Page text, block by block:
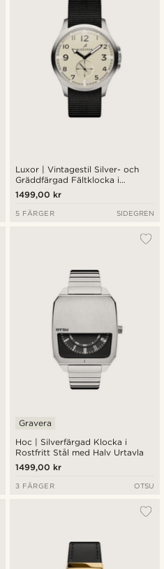
Luxor | Vintagestil Silver- och
Gräddfärgad Fältklocka i
Rostfritt Stål
1499,00 kr
5 FÄRGER SIDEGREN
Hoc | Silverfärgad Klocka i
Rostfritt Stål med Halv Urtavla
Gravera
1499,00 kr
3 FÄRGER OTSU